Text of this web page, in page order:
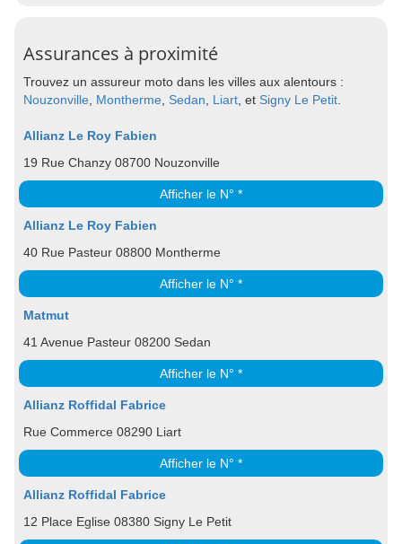
Assurances à proximité
Trouvez un assureur moto dans les villes aux alentours :
Nouzonville
Montherme Sedan Liart , et Signy Le Petit
Allianz Le Roy Fabien
19 Rue Chanzy 08700 Nouzonville
Afficher le N° *
Allianz Le Roy Fabien
40 Rue Pasteur 08800 Montherme
Afficher le N° *
Matmut
41 Avenue Pasteur 08200 Sedan
Afficher le N° *
Allianz Roffidal Fabrice
Rue Commerce 08290 Liart
Afficher le N° *
Allianz Roffidal Fabrice
12 Place Eglise 08380 Signy Le Petit